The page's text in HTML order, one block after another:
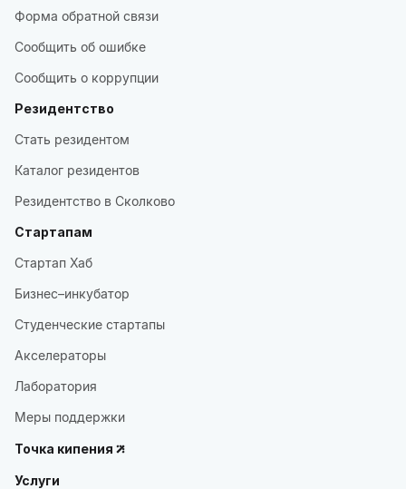
Форма обратной связи
Сообщить об ошибке
Сообщить о коррупции
Резидентство
Стать резидентом
Каталог резидентов
Резидентство в Сколково
Стартапам
Стартап Хаб
Бизнес–инкубатор
Студенческие стартапы
Акселераторы
Лаборатория
Меры поддержки
Точка кипения
Услуги